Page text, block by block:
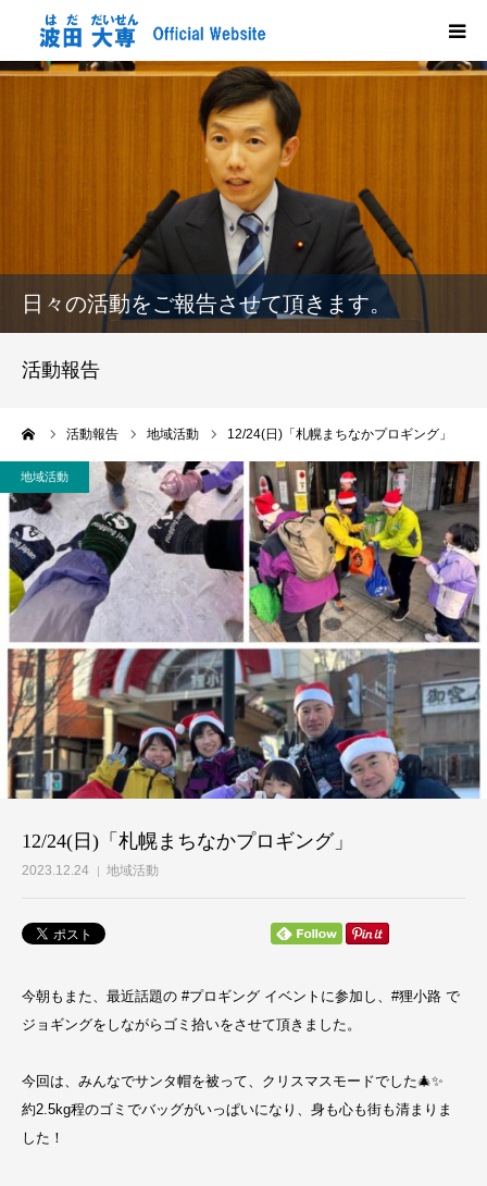
日々の活動をご報告させて頂きます。
活動報告
活動報告 地域活動 12/24(日)「札幌まちなかプロギング」
地域活動
12/24(日)「札幌まちなかプロギング」
2023.12.24 地域活動
今朝もまた、最近話題の #プロギング イベントに参加し、#狸小路 で
ジョギングをしながらゴミ拾いをさせて頂きました。
今回は、みんなでサンタ帽を被って、クリスマスモードでした🎄✨
約2.5kg程のゴミでバッグがいっぱいになり、身も心も街も清まりま
した！
活動報告
応援する
個人献金